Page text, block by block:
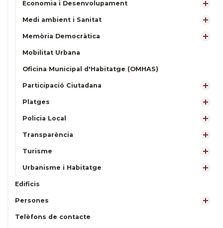
Economia i Desenvolupament
Medi ambient i Sanitat
Memòria Democràtica
Mobilitat Urbana
Oficina Municipal d'Habitatge (OMHAS)
Participació Ciutadana
Platges
Policia Local
Transparència
Turisme
Urbanisme i Habitatge
Edificis
Persones
Telèfons de contacte